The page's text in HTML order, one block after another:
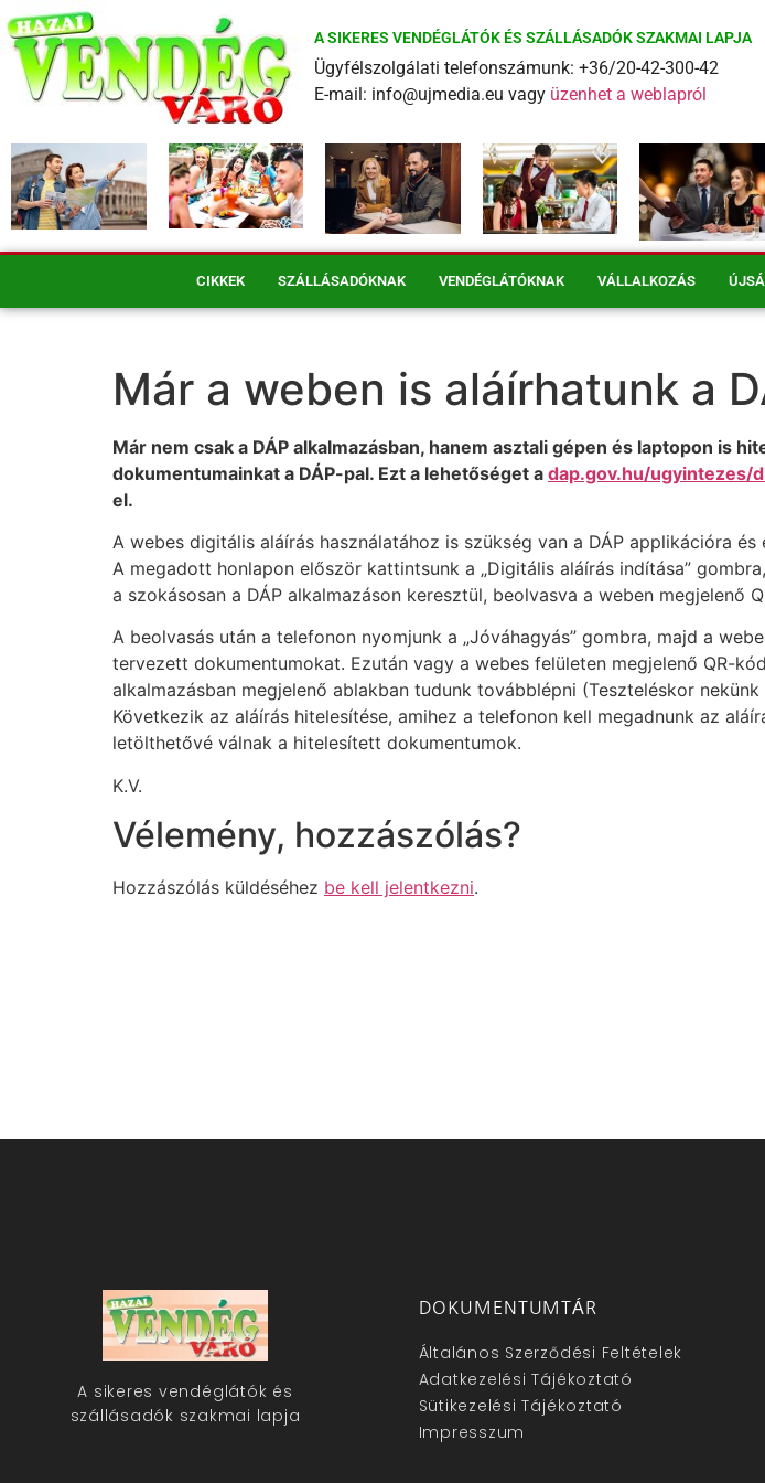
A SIKERES VENDÉGLÁTÓK ÉS SZÁLLÁSADÓK SZAKMAI LAPJA
Ügyfélszolgálati telefonszámunk: +36/20-42-300-42
E-mail: info@ujmedia.eu vagy üzenhet a weblapról
CIKKEK SZÁLLÁSADÓKNAK VENDÉGLÁTÓKNAK VÁLLALKOZÁS
Már a weben is aláírhatunk a
Már nem csak a DÁP alkalmazásban, hanem asztali gépen és laptopon is
dokumentumainkat a DÁP-pal. Ezt a lehetőséget a dap.gov.hu/ugyintezes/
el.
A webes digitális aláírás használatához is szükség van a DÁP applikációra
A megadott honlapon először kattintsunk a „Digitális aláírás indítása”
a szokásosan a DÁP alkalmazáson keresztül, beolvasva a weben megjelenő
A beolvasás után a telefonon nyomjunk a „Jóváhagyás” gombra, majd a
tervezett dokumentumokat. Ezután vagy a webes felületen megjelenő QR-
alkalmazásban megjelenő ablakban tudunk továbblépni (Teszteléskor
Következik az aláírás hitelesítése, amihez a telefonon kell megadnunk az
letölthetővé válnak a hitelesített dokumentumok.
K.V.
Vélemény, hozzászólás?
Hozzászólás küldéséhez be kell jelentkezni.
A sikeres vendéglátók és
szállásadók szakmai lapja
DOKUMENTUMTÁR
Általános Szerződési Feltételek
Adatkezelési Tájékoztató
Sütikezelési Tájékoztató
Impresszum